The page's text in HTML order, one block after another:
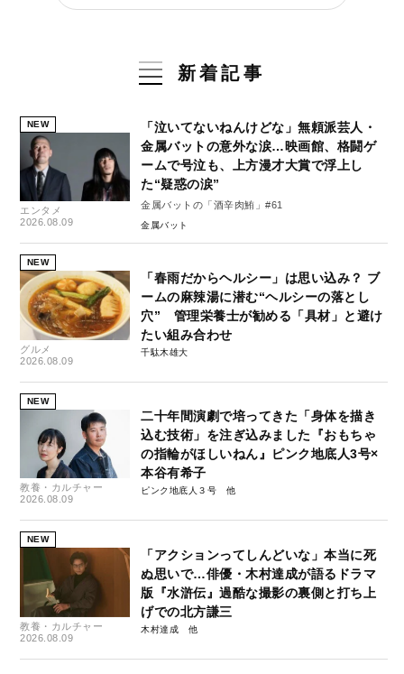
新着記事
NEW
エンタメ
2026.08.09
「泣いてないねんけどな」無頼派芸人・
金属バットの意外な涙…映画館、格闘ゲ
ームで号泣も、上方漫才大賞で浮上し
た“疑惑の涙”
金属バットの「酒辛肉鮪」#61
金属バット
NEW
グルメ
2026.08.09
「春雨だからヘルシー」は思い込み？ ブ
ームの麻辣湯に潜む“ヘルシーの落とし
穴” 管理栄養士が勧める「具材」と避け
たい組み合わせ
千駄木雄大
NEW
教養・カルチャー
2026.08.09
二十年間演劇で培ってきた「身体を描き
込む技術」を注ぎ込みました『おもちゃ
の指輪がほしいねん』ピンク地底人3号×
本谷有希子
ピンク地底人３号
NEW
教養・カルチャー
2026.08.09
「アクションってしんどいな」本当に死
ぬ思いで…俳優・木村達成が語るドラマ
版『水滸伝』過酷な撮影の裏側と打ち上
げでの北方謙三
木村達成